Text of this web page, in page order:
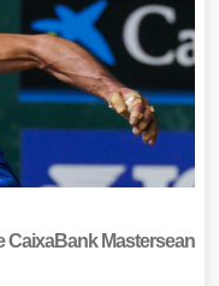
CaixaBank Mastersean